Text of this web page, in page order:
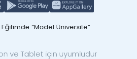
“Model Üniversite”
ve Tablet için uyumludur